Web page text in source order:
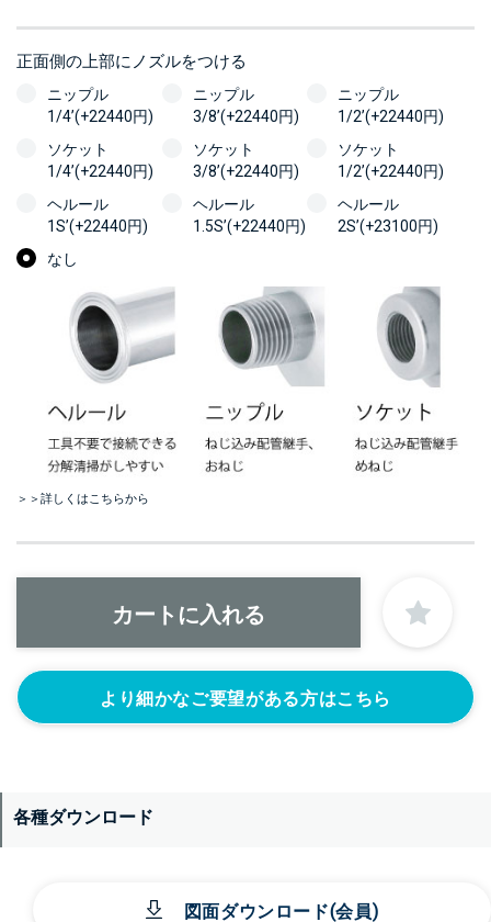
正面側の上部にノズルをつける
ニップル
1/4’(+22440円)
ニップル
3/8’(+22440円)
ニップル
1/2’(+22440円)
ソケット
1/4’(+22440円)
ソケット
3/8’(+22440円)
ソケット
1/2’(+22440円)
ヘルール
1S’(+22440円)
ヘルール
1.5S’(+22440円)
ヘルール
2S’(+23100円)
なし
＞＞詳しくはこちらから
より細かなご要望がある方はこちら
各種ダウンロード
図面ダウンロード(会員)